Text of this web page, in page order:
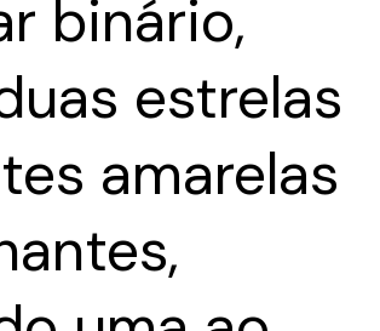
binário,
estrelas
amarelas